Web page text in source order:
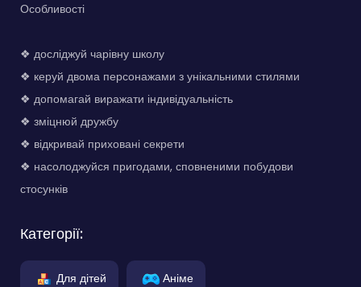
Особливості
❖ досліджуй чарівну школу
❖ керуй двома персонажами з унікальними стилями
❖ допомагай виражати індивідуальність
❖ зміцнюй дружбу
❖ відкривай приховані секрети
❖ насолоджуйся пригодами, сповненими побудови
стосунків
Категорії:
Для дітей Аніме